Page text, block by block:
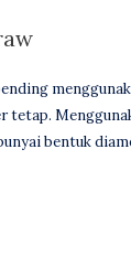
tetap.
bentuk